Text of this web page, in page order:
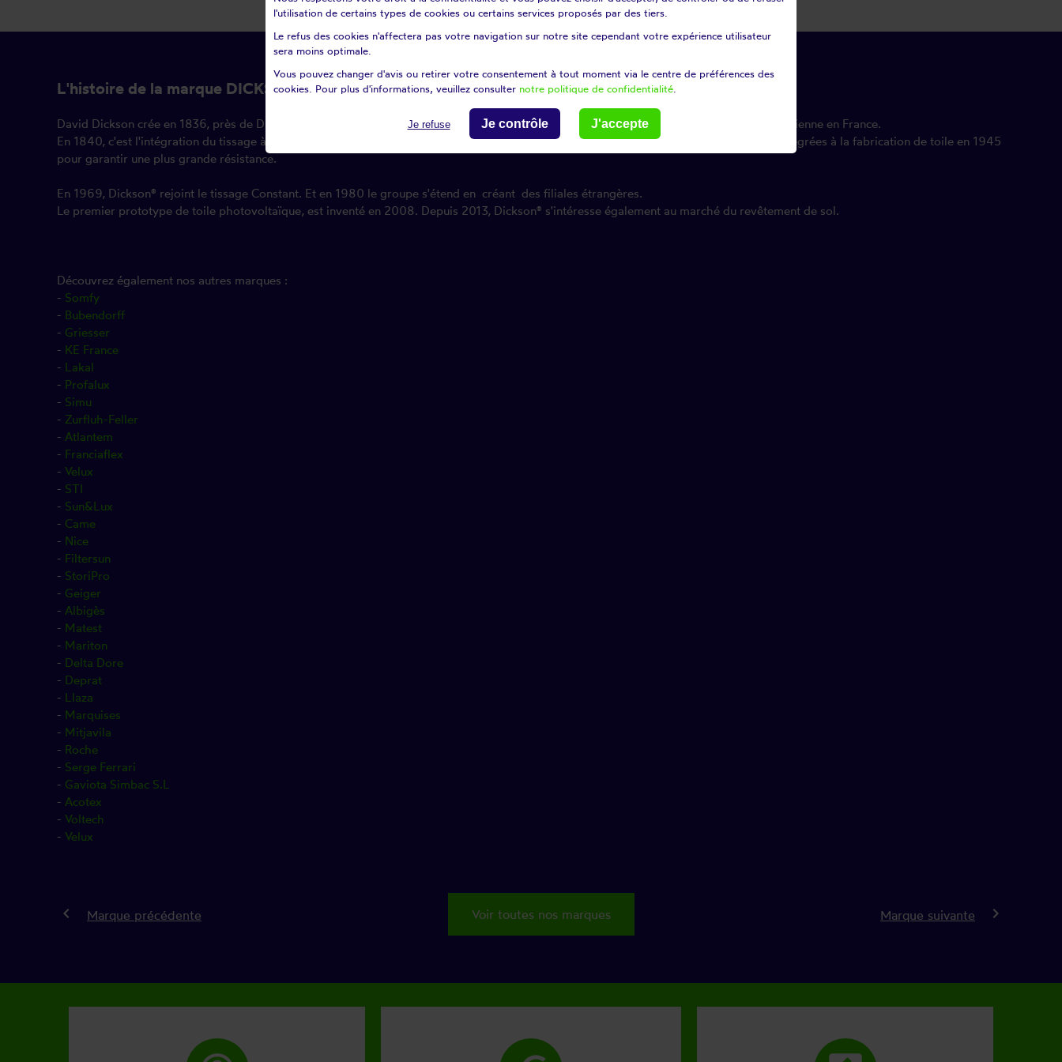
L'histoire de la marque DICKSON
David Dickson crée en 1836, près de Dunkerque, la première filature de lin française. Aujourd'hui, elle est l'entreprise de textile la plus ancienne en France.
En 1840, c'est l'intégration du tissage à la filature et Dickson® se lance dans la fabrication de voiles. Des fibres textiles artificielles sont intégrées à la fabrication de toile en 1945
pour garantir une plus grande résistance.
En 1969, Dickson® rejoint le tissage Constant. Et en 1980 le groupe s'étend en créant des filiales étrangères.
Le premier prototype de toile photovoltaïque, est inventé en 2008. Depuis 2013, Dickson® s'intéresse également au marché du revêtement de sol.
Découvrez également nos autres marques :
- Somfy
- Bubendorff
- Griesser
- KE France
- Lakal
- Profalux
- Simu
- Zurfluh-Feller
- Atlantem
- Franciaflex
- Velux
- STI
- Sun&Lux
- Came
- Nice
- Filtersun
- StoriPro
- Geiger
- Albigès
- Matest
- Mariton
- Delta Dore
- Deprat
- Llaza
- Marquises
- Mitjavila
- Roche
- Serge Ferrari
- Gaviota Simbac S.L
- Acotex
- Voltech
- Velux
keyboard_arrow_left Marque précédente Voir toutes nos marques Marque suivante keyboard_arrow_right
l'utilisation de certains types de cookies ou certains services proposés par des tiers.
Le refus des cookies n'affectera pas votre navigation sur notre site cependant votre expérience utilisateur
sera moins optimale.
Vous pouvez changer d'avis ou retirer votre consentement à tout moment via le centre de préférences des
cookies. Pour plus d'informations, veuillez consulter notre politique de confidentialité
Je refuse Je contrôle J'accepte